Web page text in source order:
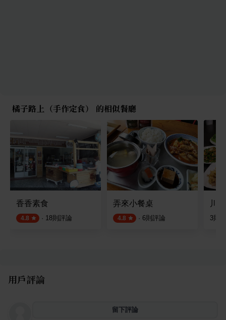
橘子路上（手作定食） 的相似餐廳
香香素食
4.8 · 18則評論
弄來小餐桌
4.8 · 6則評論 3則
用戶評論
留下評論